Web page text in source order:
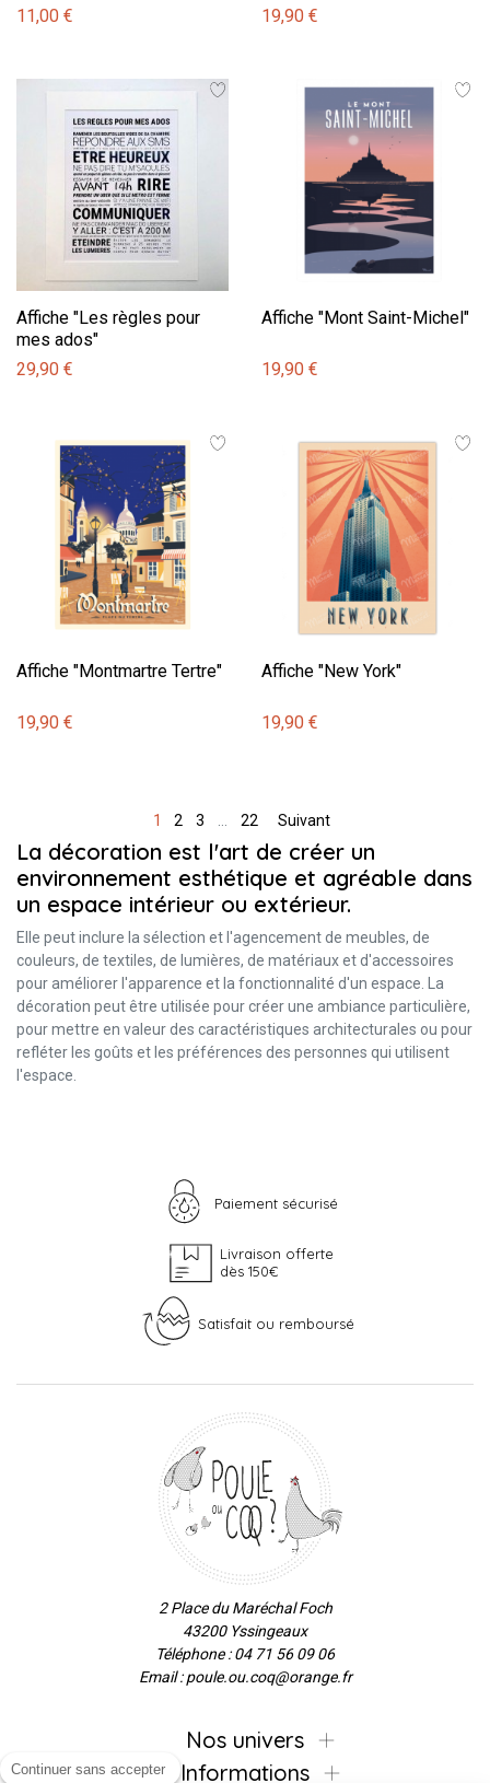
11,00 € 19,90 €
Affiche "Les règles pour
mes ados"
29,90 €
Affiche "Mont Saint-Michel"
19,90 €
Affiche "Montmartre Tertre"
19,90 €
Affiche "New York"
19,90 €
1 2 3 22 Suivant
La décoration est l'art de créer un
environnement esthétique et agréable dans
un espace intérieur ou extérieur.
Elle peut inclure la sélection et l'agencement de meubles, de
couleurs, de textiles, de lumières, de matériaux et d'accessoires
pour améliorer l'apparence et la fonctionnalité d'un espace. La
décoration peut être utilisée pour créer une ambiance particulière,
pour mettre en valeur des caractéristiques architecturales ou pour
refléter les goûts et les préférences des personnes qui utilisent
l'espace.
Paiement sécurisé
Livraison offerte
dès 150€
Satisfait ou remboursé
2 Place du Maréchal Foch
43200 Yssingeaux
Téléphone : 04 71 56 09 06
Email : poule.ou.coq@orange.fr
Nos univers
Informations
Continuer sans accepter